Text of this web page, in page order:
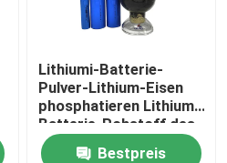
Lithiumi-Batterie-
Pulver-Lithium-Eisen
phosphatieren Lithium-
Batterie-Rohstoff des
Pulver-LiFePO4
Bestpreis